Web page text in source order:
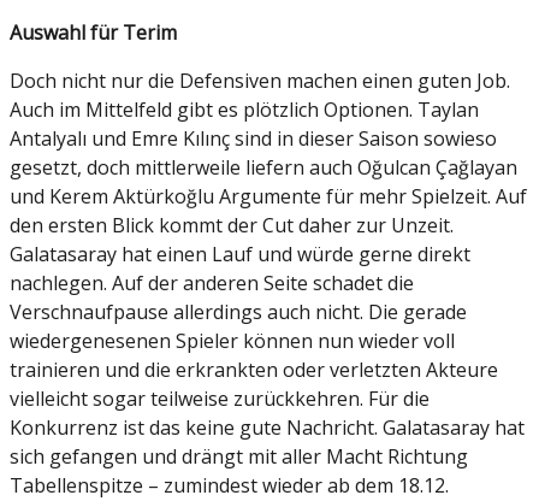
Auswahl für Terim
Doch nicht nur die Defensiven machen einen guten Job.
Auch im Mittelfeld gibt es plötzlich Optionen. Taylan
Antalyalı und Emre Kılınç sind in dieser Saison sowieso
gesetzt, doch mittlerweile liefern auch Oğulcan Çağlayan
und Kerem Aktürkoğlu Argumente für mehr Spielzeit. Auf
den ersten Blick kommt der Cut daher zur Unzeit.
Galatasaray hat einen Lauf und würde gerne direkt
nachlegen. Auf der anderen Seite schadet die
Verschnaufpause allerdings auch nicht. Die gerade
wiedergenesenen Spieler können nun wieder voll
trainieren und die erkrankten oder verletzten Akteure
vielleicht sogar teilweise zurückkehren. Für die
Konkurrenz ist das keine gute Nachricht. Galatasaray hat
sich gefangen und drängt mit aller Macht Richtung
Tabellenspitze – zumindest wieder ab dem 18.12.